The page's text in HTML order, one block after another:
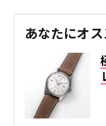
あなたにオス